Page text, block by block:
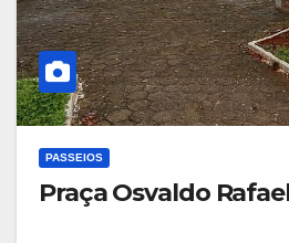
PASSEIOS
Praça Osvaldo